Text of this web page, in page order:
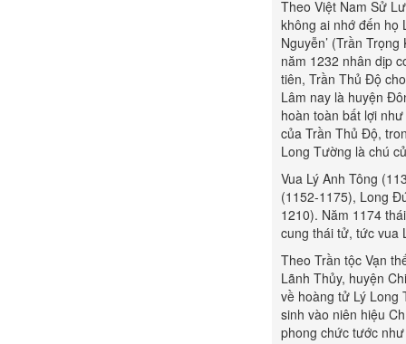
Theo Việt Nam Sử
không ai nhớ đến họ
Nguyễn’ (Trần
năm 1232 nhân dịp
tiên, Trần Thủ Độ
Lâm nay là huyện
hoàn toàn bất lợi
của Trần Thủ Độ,
Long Tường là chú
Vua Lý Anh Tông
(1152-1175), Long
1210). Năm 1174
cung thái tử, tức vua
Theo Trần tộc Vạn
Lãnh Thủy, huyện
về hoàng tử Lý Long
sinh vào niên hiệu
phong chức tước